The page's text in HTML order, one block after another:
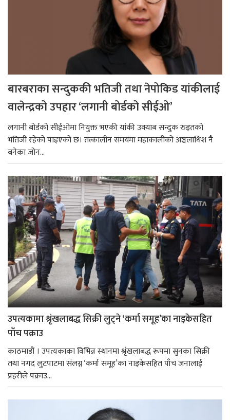
बारबराका सन्दुककी भतिजी तथा नेपोकिड यांकीलाई
वालेन्द्रको उपहार ‘लगानी बोर्डको सीईओ’
लगानी बोर्डको सीईओमा नियुक्त भएकी यांकी उक्याब सन्दुक रुइतको
भतिजी रहेको पाइएको छ। तत्कालीन समयमा महाकालीको अञ्चलाधिश नै
बनेका जोन...
उपत्यकामा श्रृंखलाबद्ध सिक्री लुट्ने ‘कर्मा समूह’का नाइकेसहित
पाँच पक्राउ
काठमाडौं । उपत्यकाका विभिन्न स्थानमा श्रृंखलाबद्ध रूपमा सुनका सिक्री
तथा नगद लुटपाटमा संलग्न ‘कर्मा समूह’का नाइकेसहित पाँच जनालाई
प्रहरीले पक्राउ...